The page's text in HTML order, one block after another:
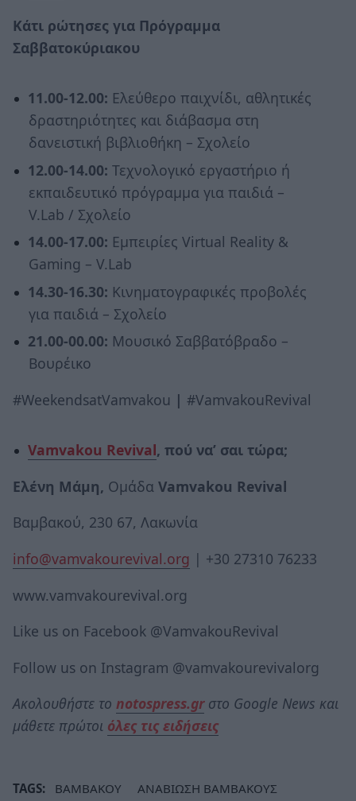
Κάτι ρώτησες για Πρόγραμμα
Σαββατοκύριακου
11.00-12.00: Ελεύθερο παιχνίδι, αθλητικές
δραστηριότητες και διάβασμα στη
δανειστική βιβλιοθήκη – Σχολείο
12.00-14.00: Τεχνολογικό εργαστήριο ή
εκπαιδευτικό πρόγραμμα για παιδιά –
V.Lab / Σχολείο
14.00-17.00: Εμπειρίες Virtual Reality &
Gaming – V.Lab
14.30-16.30: Κινηματογραφικές προβολές
για παιδιά – Σχολείο
21.00-00.00: Μουσικό Σαββατόβραδο –
Βουρέικο
#WeekendsatVamvakou | #VamvakouRevival
Vamvakou Revival, πού να’ σαι τώρα;
Ελένη Μάμη, Ομάδα Vamvakou Revival
Βαμβακού, 230 67, Λακωνία
info@vamvakourevival.org | +30 27310 76233
www.vamvakourevival.org
Like us on Facebook @VamvakouRevival
Follow us on Instagram @vamvakourevivalorg
Ακολουθήστε το notospress.grστο Google News και
μάθετε πρώτοι όλες τις ειδήσεις
TAGS: ΒΑΜΒΑΚΟΥ
ΑΝΑΒΙΩΣΗ ΒΑΜΒΑΚΟΥΣ